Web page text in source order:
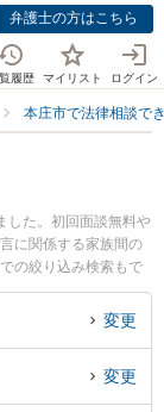
弁護士の方はこちら
履歴 マイリスト ログイン
本庄市で法律相談で
した。初回面談無料や
に関係する家族間の
の絞り込み検索もで
フィール情報や弁護
夜間に発生した生前
の相談者さんにおす
変更
変更